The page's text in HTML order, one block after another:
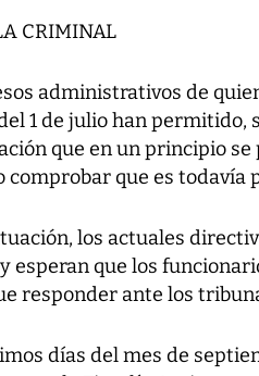
CRIMINAL
administrativos de
1 de julio han
que en un principio
comprobar que es todavía
los actuales
esperan que los
responder ante los
días del mes de